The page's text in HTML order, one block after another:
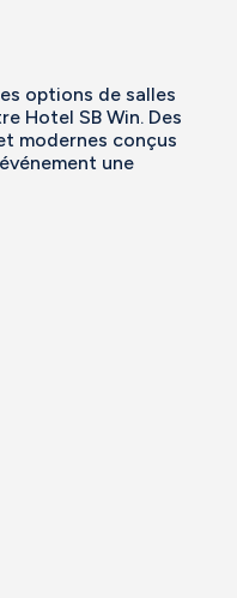
options de salles
Hotel SB Win. Des
modernes conçus
une